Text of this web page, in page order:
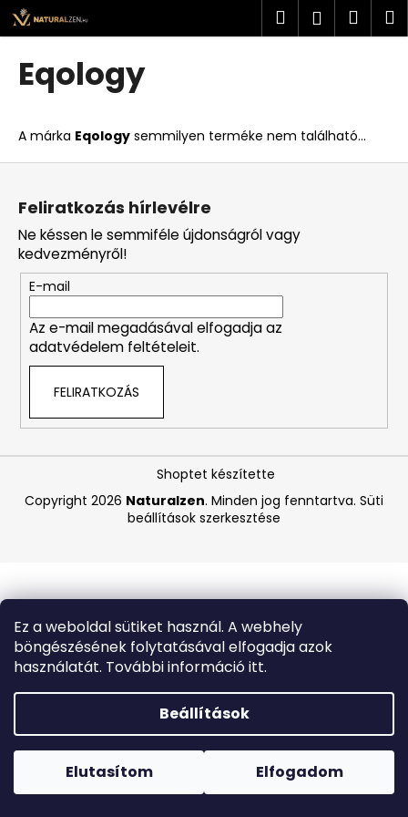
Ez a weboldal sütiket használ. A webhely
böngészésének folytatásával elfogadja azok
használatát. További információ itt.
Beállítások
Elutasítom Elfogadom
Ugrás
fő
tartalomhoz
Forró napokon nem javasoljuk a csomagautomatákba
történő kézbesítést. A magas hőmérsékletre érzékeny
termékek átvételkor nem biztos, hogy optimális állapotban
Keresés
Eqology
A márka Eqology semmilyen terméke nem található...
K
o
i
t
k
e
r
e
s
?
A
á
u
k
SOL
DE
JANEIRO
SPF
50,
FRISSÍTŐ
HIDRATÁLÓ
L
Feliratkozás hírlevélre
Ne késsen le semmiféle újdonságról vagy
kedvezményről!
E-mail
Az e-mail megadásával elfogadja az
adatvédelem feltételeit.
FELIRATKOZÁS
Shoptet készítette
Copyright 2026 Naturalzen. Minden jog fenntartva. Süti
beállítások szerkesztése